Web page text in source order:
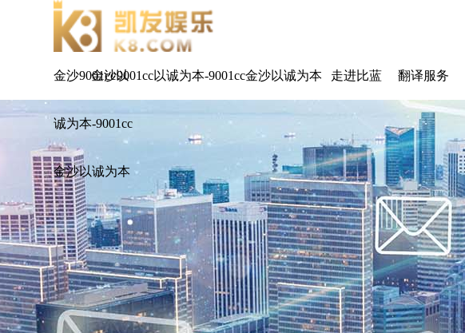
金沙9001cc以
诚为本-9001cc
金沙以诚为本
金沙9001cc以诚为本-9001cc金沙以诚为本 走进比蓝 翻译服务